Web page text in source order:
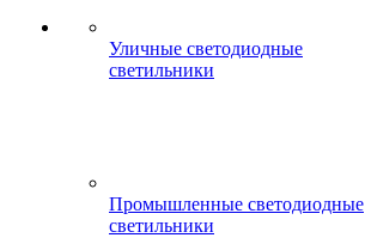
Уличные светодиодные
светильники
Промышленные светодиодные
светильники